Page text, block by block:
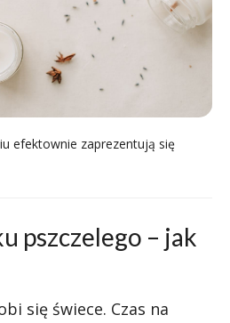
efektownie zaprezentują się
pszczelego – jak
się świece. Czas na